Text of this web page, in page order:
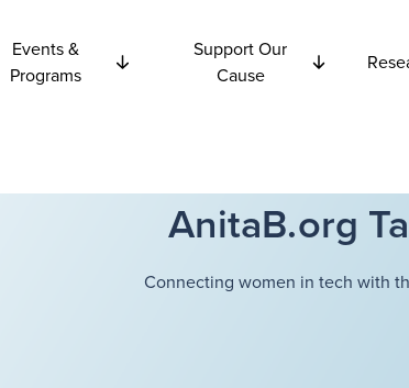
Events &
Programs
Support Our
Cause
AnitaB.org
Connecting women in tech with